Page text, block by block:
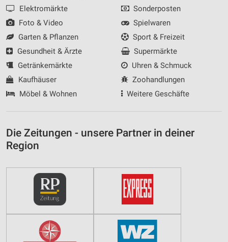
Elektromärkte
Foto & Video
Garten & Pflanzen
Gesundheit & Ärzte
Getränkemärkte
Kaufhäuser
Möbel & Wohnen
Sonderposten
Spielwaren
Sport & Freizeit
Supermärkte
Uhren & Schmuck
Zoohandlungen
Weitere Geschäfte
Die Zeitungen - unsere Partner in deiner
Region